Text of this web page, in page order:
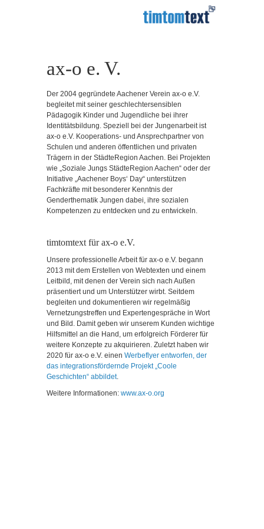
ax-o e. V.
Der 2004 gegründete Aachener Verein ax-o e.V.
begleitet mit seiner geschlechtersensiblen
Pädagogik Kinder und Jugendliche bei ihrer
Identitätsbildung. Speziell bei der Jungenarbeit ist
ax-o e.V. Kooperations- und Ansprechpartner von
Schulen und anderen öffentlichen und privaten
Trägern in der StädteRegion Aachen. Bei Projekten
wie „Soziale Jungs StädteRegion Aachen“ oder der
Initiative „Aachener Boys‘ Day“ unterstützen
Fachkräfte mit besonderer Kenntnis der
Genderthematik Jungen dabei, ihre sozialen
Kompetenzen zu entdecken und zu entwickeln.
timtomtext für ax-o e.V.
Unsere professionelle Arbeit für ax-o e.V. begann
2013 mit dem Erstellen von Webtexten und einem
Leitbild, mit denen der Verein sich nach Außen
präsentiert und um Unterstützer wirbt. Seitdem
begleiten und dokumentieren wir regelmäßig
Vernetzungstreffen und Expertengespräche in Wort
und Bild. Damit geben wir unserem Kunden wichtige
Hilfsmittel an die Hand, um erfolgreich Förderer für
weitere Konzepte zu akquirieren. Zuletzt haben wir
2020 für ax-o e.V. einen Werbeflyer entworfen, der
das integrationsfördernde Projekt „Coole
Geschichten“ abbildet.
Weitere Informationen: www.ax-o.org